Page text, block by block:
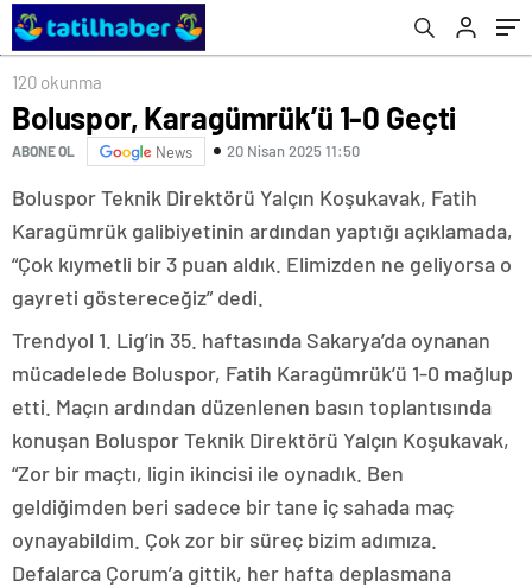
120 okunma
Boluspor, Karagümrük’ü 1-0 Geçti
ABONE OL News 20 Nisan 2025 11:50
Boluspor Teknik Direktörü Yalçın Koşukavak, Fatih
Karagümrük galibiyetinin ardından yaptığı açıklamada,
“Çok kıymetli bir 3 puan aldık. Elimizden ne geliyorsa o
gayreti göstereceğiz” dedi.
Trendyol 1. Lig’in 35. haftasında Sakarya’da oynanan
mücadelede Boluspor, Fatih Karagümrük’ü 1-0 mağlup
etti. Maçın ardından düzenlenen basın toplantısında
konuşan Boluspor Teknik Direktörü Yalçın Koşukavak,
“Zor bir maçtı, ligin ikincisi ile oynadık. Ben
geldiğimden beri sadece bir tane iç sahada maç
oynayabildim. Çok zor bir süreç bizim adımıza.
Defalarca Çorum’a gittik, her hafta deplasmana